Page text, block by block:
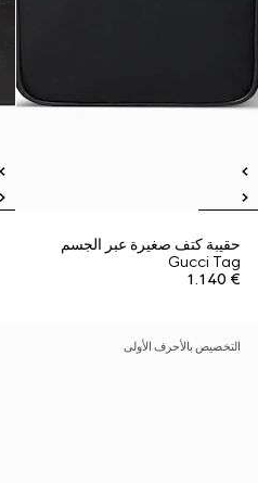
حقيبة كتف صغيرة عبر الجسم
Gucci Tag
€ 1.140
التخصيص بالأحرف الأولى